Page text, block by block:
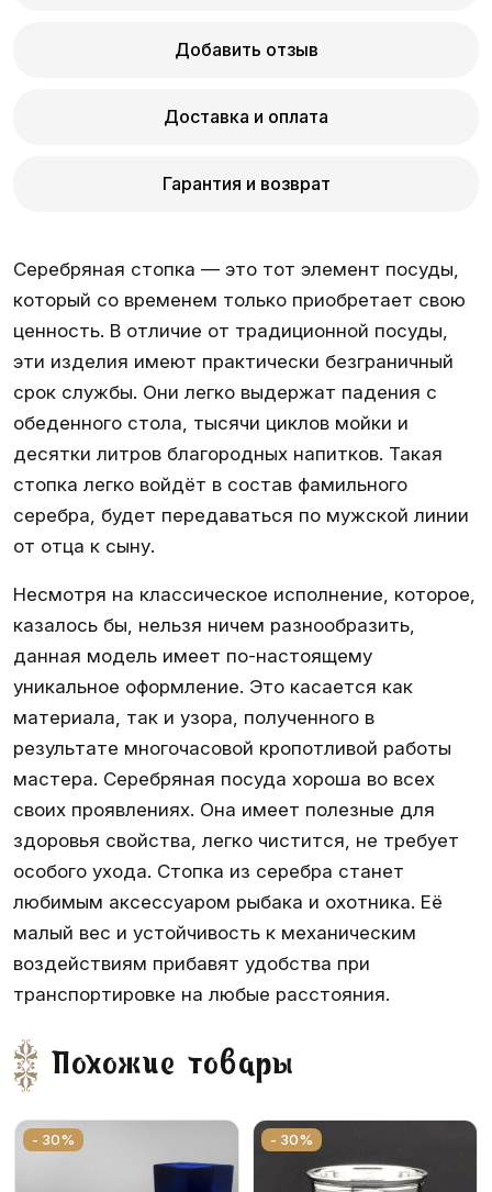
Добавить отзыв
Доставка и оплата
Гарантия и возврат
Серебряная стопка — это тот элемент посуды,
который со временем только приобретает свою
ценность. В отличие от традиционной посуды,
эти изделия имеют практически безграничный
срок службы. Они легко выдержат падения с
обеденного стола, тысячи циклов мойки и
десятки литров благородных напитков. Такая
стопка легко войдёт в состав фамильного
серебра, будет передаваться по мужской линии
от отца к сыну.
Несмотря на классическое исполнение, которое,
казалось бы, нельзя ничем разнообразить,
данная модель имеет по-настоящему
уникальное оформление. Это касается как
материала, так и узора, полученного в
результате многочасовой кропотливой работы
мастера. Серебряная посуда хороша во всех
своих проявлениях. Она имеет полезные для
здоровья свойства, легко чистится, не требует
особого ухода. Стопка из серебра станет
любимым аксессуаром рыбака и охотника. Её
малый вес и устойчивость к механическим
воздействиям прибавят удобства при
транспортировке на любые расстояния.
Похожие товары
- 30% - 30%